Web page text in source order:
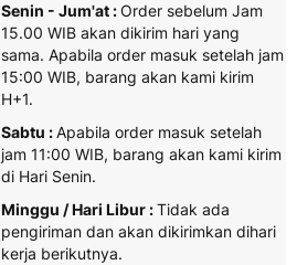
Senin - Jum'at :Order sebelum Jam
15.00 WIB akan dikirim hari yang
sama. Apabila order masuk setelah jam
15:00 WIB, barang akan kami kirim
H+1.
Sabtu :Apabila order masuk setelah
jam 11:00 WIB, barang akan kami kirim
di Hari Senin.
Minggu / Hari Libur :Tidak ada
pengiriman dan akan dikirimkan dihari
kerja berikutnya.